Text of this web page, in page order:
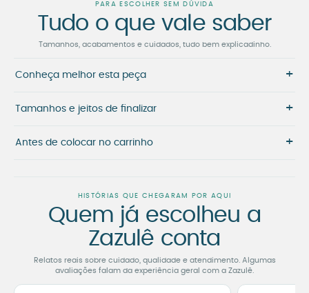
PARA ESCOLHER SEM DÚVIDA
Tudo o que vale saber
Tamanhos, acabamentos e cuidados, tudo bem explicadinho.
Conheça melhor esta peça +
Tamanhos e jeitos de finalizar +
Antes de colocar no carrinho +
HISTÓRIAS QUE CHEGARAM POR AQUI
Quem já escolheu a
Zazulê conta
Relatos reais sobre cuidado, qualidade e atendimento. Algumas
avaliações falam da experiência geral com a Zazulê.